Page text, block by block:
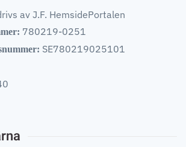
av J.F. HemsidePortalen
780219-0251
SE780219025101